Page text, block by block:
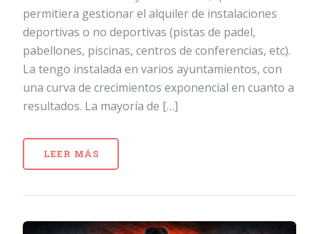
permitiera gestionar el alquiler de instalaciones
deportivas o no deportivas (pistas de padel,
pabellones, piscinas, centros de conferencias, etc).
La tengo instalada en varios ayuntamientos, con
una curva de crecimientos exponencial en cuanto a
resultados. La mayoría de […]
LEER MÁS